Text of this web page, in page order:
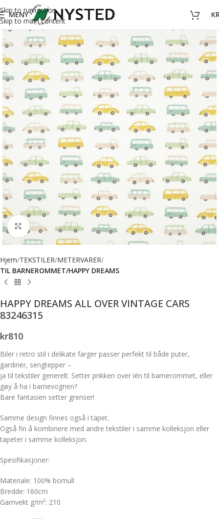
Skip to navigation
Skip to main content
MENY
Forstørr bilde
Hjem TEKSTILER METERVARER
TIL BARNEROMMET/HAPPY DREAMS
HAPPY DREAMS ALL OVER VINTAGE CARS
83246315
kr810
Biler i retro stil i delikate farger passer perfekt til både puter,
gardiner, sengtepper –
ja til tekstiler generelt. Setter prikken over ièn til barnerommet, eller
gøy å ha i barnevognen?
Bare fantasien setter grenser!
Samme design finnes også i tapet.
Også fin å kombinere med andre tekstiler i samme kolleksjon eller
tapeter i samme kolleksjon.
Spesifikasjoner:
Materiale: 100% bomull
Bredde: 160cm
Garnvekt g/m²: 210